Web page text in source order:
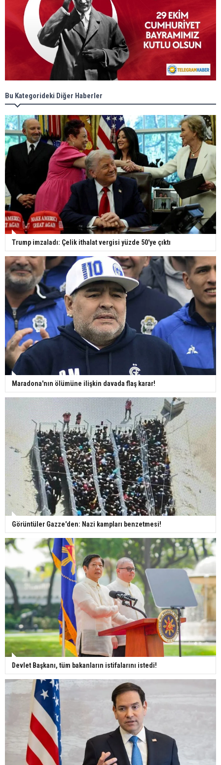
Bu Kategorideki Diğer Haberler
Trump imzaladı: Çelik ithalat vergisi yüzde 50'ye çıktı
Maradona'nın ölümüne ilişkin davada flaş karar!
Görüntüler Gazze'den: Nazi kampları benzetmesi!
Devlet Başkanı, tüm bakanların istifalarını istedi!